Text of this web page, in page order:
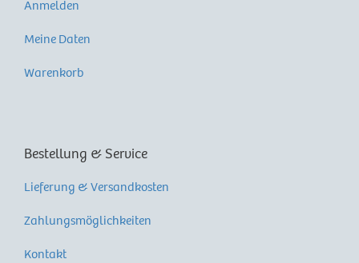
Anmelden
Meine Daten
Warenkorb
Bestellung & Service
Lieferung & Versandkosten
Zahlungsmöglichkeiten
Kontakt